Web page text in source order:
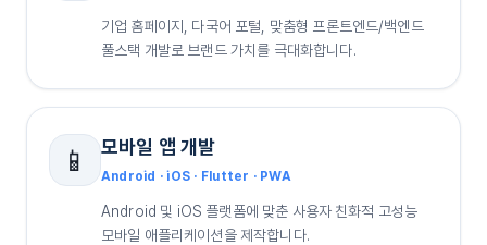
기업 홈페이지, 다국어 포털, 맞춤형 프론트엔드/백엔드
풀스택 개발로 브랜드 가치를 극대화합니다.
📱 모바일 앱 개발
Android · iOS · Flutter · PWA
Android 및 iOS 플랫폼에 맞춘 사용자 친화적 고성능
모바일 애플리케이션을 제작합니다.